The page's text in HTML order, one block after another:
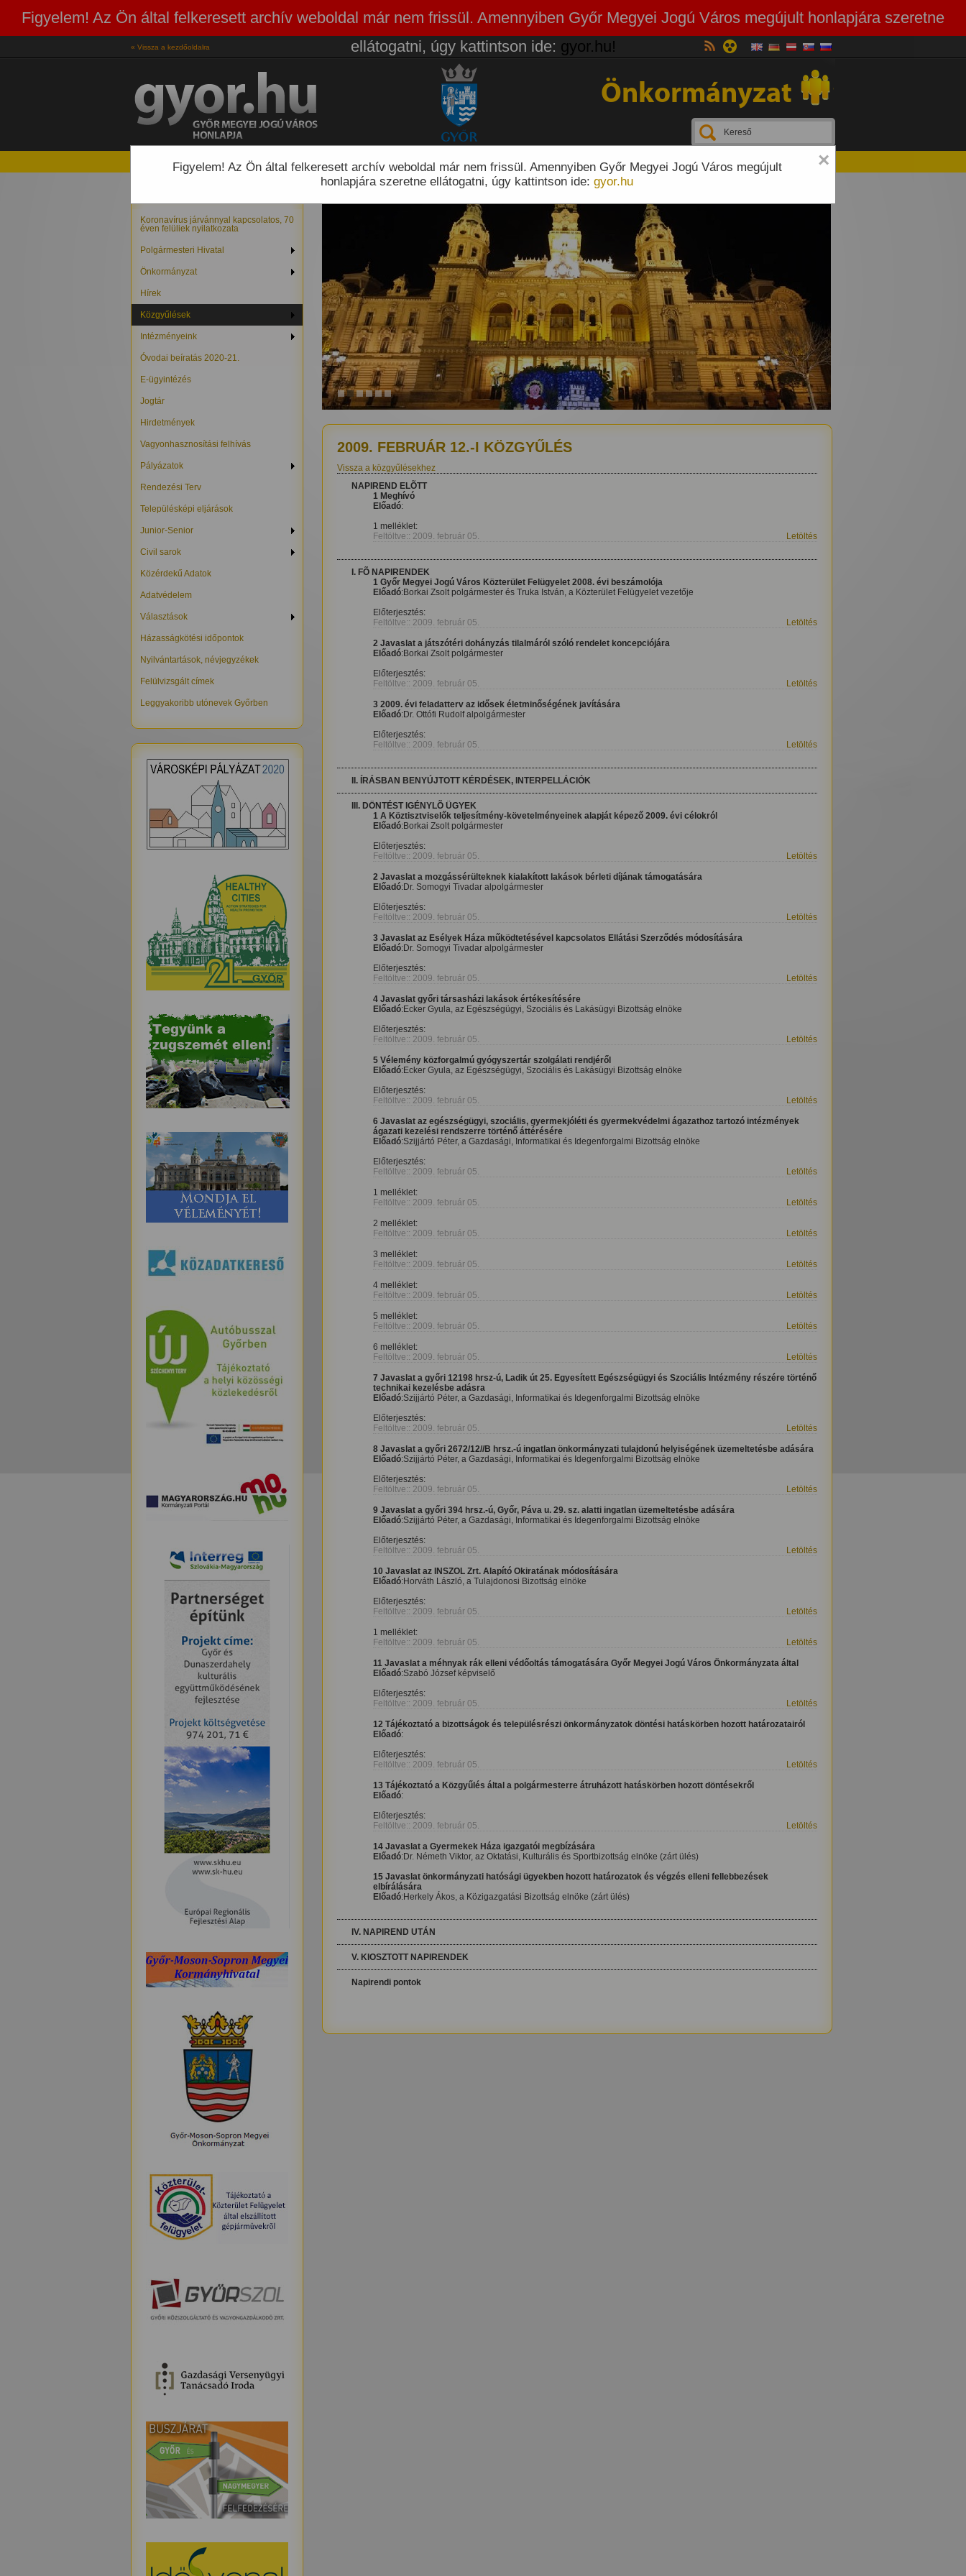
Figyelem! Az Ön által felkeresett archív weboldal már nem frissül. Amennyiben Győr Megyei Jogú Város megújult honlapjára szeretne
ellátogatni, úgy kattintson ide: gyor.hu!
×
Figyelem! Az Ön által felkeresett archív weboldal már nem frissül. Amennyiben Győr Megyei Jogú Város megújult
honlapjára szeretne ellátogatni, úgy kattintson ide:gyor.hu
« Vissza a kezdőoldalra
Önkormányzat
Koronavírus járvánnyal kapcsolatos, 70
éven felüliek nyilatkozata
Polgármesteri Hivatal
Önkormányzat
Hírek
Közgyűlések
Intézményeink
Óvodai beíratás 2020-21.
E-ügyintézés
Jogtár
Hirdetmények
Vagyonhasznosítási felhívás
Pályázatok
Rendezési Terv
Településképi eljárások
Junior-Senior
Civil sarok
Közérdekű Adatok
Adatvédelem
Választások
Házasságkötési időpontok
Nyilvántartások, névjegyzékek
Felülvizsgált címek
Leggyakoribb utónevek Győrben
2009. FEBRUÁR 12.-I KÖZGYŰLÉS
Vissza a közgyűlésekhez
NAPIREND ELÕTT
1 Meghívó
Előadó:
1 melléklet:
Feltöltve:: 2009. február 05.
Letöltés
I. FÕ NAPIRENDEK
1 Győr Megyei Jogú Város Közterület Felügyelet 2008. évi beszámolója
Előadó:Borkai Zsolt polgármester és Truka István, a Közterület Felügyelet vezetője
Előterjesztés:
Feltöltve:: 2009. február 05.
Letöltés
2 Javaslat a játszótéri dohányzás tilalmáról szóló rendelet koncepciójára
Előadó:Borkai Zsolt polgármester
Előterjesztés:
Feltöltve:: 2009. február 05.
Letöltés
3 2009. évi feladatterv az idősek életminőségének javítására
Előadó:Dr. Ottófi Rudolf alpolgármester
Előterjesztés:
Feltöltve:: 2009. február 05.
Letöltés
II. ÍRÁSBAN BENYÚJTOTT KÉRDÉSEK, INTERPELLÁCIÓK
III. DÖNTÉST IGÉNYLÕ ÜGYEK
1 A Köztisztviselők teljesítmény-követelményeinek alapját képező 2009. évi célokról
Előadó:Borkai Zsolt polgármester
Előterjesztés:
Feltöltve:: 2009. február 05.
Letöltés
2 Javaslat a mozgássérülteknek kialakított lakások bérleti díjának támogatására
Előadó:Dr. Somogyi Tivadar alpolgármester
Előterjesztés:
Feltöltve:: 2009. február 05.
Letöltés
3 Javaslat az Esélyek Háza működtetésével kapcsolatos Ellátási Szerződés módosítására
Előadó:Dr. Somogyi Tivadar alpolgármester
Előterjesztés:
Feltöltve:: 2009. február 05.
Letöltés
4 Javaslat győri társasházi lakások értékesítésére
Előadó:Ecker Gyula, az Egészségügyi, Szociális és Lakásügyi Bizottság elnöke
Előterjesztés:
Feltöltve:: 2009. február 05.
Letöltés
5 Vélemény közforgalmú gyógyszertár szolgálati rendjéről
Előadó:Ecker Gyula, az Egészségügyi, Szociális és Lakásügyi Bizottság elnöke
Előterjesztés:
Feltöltve:: 2009. február 05.
Letöltés
6 Javaslat az egészségügyi, szociális, gyermekjóléti és gyermekvédelmi ágazathoz tartozó intézmények
ágazati kezelési rendszerre történő áttérésére
Előadó:Szijjártó Péter, a Gazdasági, Informatikai és Idegenforgalmi Bizottság elnöke
Előterjesztés:
Feltöltve:: 2009. február 05.
Letöltés
1 melléklet:
Feltöltve:: 2009. február 05.
Letöltés
2 melléklet:
Feltöltve:: 2009. február 05.
Letöltés
3 melléklet:
Feltöltve:: 2009. február 05.
Letöltés
4 melléklet:
Feltöltve:: 2009. február 05.
Letöltés
5 melléklet:
Feltöltve:: 2009. február 05.
Letöltés
6 melléklet:
Feltöltve:: 2009. február 05.
Letöltés
7 Javaslat a győri 12198 hrsz-ú, Ladik út 25. Egyesített Egészségügyi és Szociális Intézmény részére történő
technikai kezelésbe adásra
Előadó:Szijjártó Péter, a Gazdasági, Informatikai és Idegenforgalmi Bizottság elnöke
Előterjesztés:
Feltöltve:: 2009. február 05.
Letöltés
8 Javaslat a győri 2672/12//B hrsz.-ú ingatlan önkormányzati tulajdonú helyiségének üzemeltetésbe adására
Előadó:Szijjártó Péter, a Gazdasági, Informatikai és Idegenforgalmi Bizottság elnöke
Előterjesztés:
Feltöltve:: 2009. február 05.
Letöltés
9 Javaslat a győri 394 hrsz.-ú, Győr, Páva u. 29. sz. alatti ingatlan üzemeltetésbe adására
Előadó:Szijjártó Péter, a Gazdasági, Informatikai és Idegenforgalmi Bizottság elnöke
Előterjesztés:
Feltöltve:: 2009. február 05.
Letöltés
10 Javaslat az INSZOL Zrt. Alapító Okiratának módosítására
Előadó:Horváth László, a Tulajdonosi Bizottság elnöke
Előterjesztés:
Feltöltve:: 2009. február 05.
Letöltés
1 melléklet:
Feltöltve:: 2009. február 05.
Letöltés
11 Javaslat a méhnyak rák elleni védőoltás támogatására Győr Megyei Jogú Város Önkormányzata által
Előadó:Szabó József képviselő
Előterjesztés:
Feltöltve:: 2009. február 05.
Letöltés
12 Tájékoztató a bizottságok és településrészi önkormányzatok döntési hatáskörben hozott határozatairól
Előadó:
Előterjesztés:
Feltöltve:: 2009. február 05.
Letöltés
13 Tájékoztató a Közgyűlés által a polgármesterre átruházott hatáskörben hozott döntésekről
Előadó:
Előterjesztés:
Feltöltve:: 2009. február 05.
Letöltés
14 Javaslat a Gyermekek Háza igazgatói megbízására
Előadó:Dr. Németh Viktor, az Oktatási, Kulturális és Sportbizottság elnöke (zárt ülés)
15 Javaslat önkormányzati hatósági ügyekben hozott határozatok és végzés elleni fellebbezések
elbírálására
Előadó:Herkely Ákos, a Közigazgatási Bizottság elnöke (zárt ülés)
IV. NAPIREND UTÁN
V. KIOSZTOTT NAPIRENDEK
Napirendi pontok